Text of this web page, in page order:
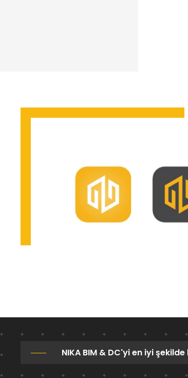
NIKA BIM & DC'yi en iyi